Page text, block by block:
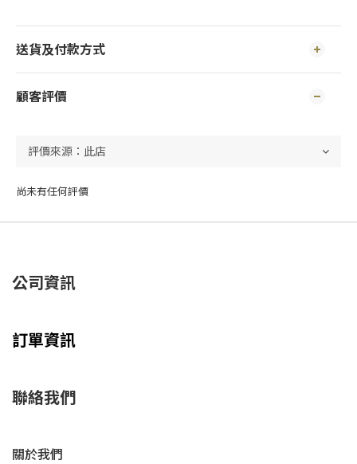
送貨及付款方式
顧客評價
尚未有任何評價
公司資訊
訂單資訊
聯絡我們
關於我們